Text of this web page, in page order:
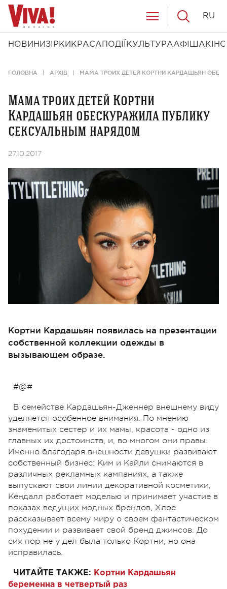
НОВИНИ ЗІРКИ КРАСА ПОДІЇ КУЛЬТУРААФІША КІНО
RU
ГОЛОВНА АРХІВ МАМА ТРОИХ ДЕТЕЙ КОРТНИ КАРДАШЬЯН
Мама троих детей Кортни
Кардашьян обескуражила публику
сексуальным нарядом
27.10.2017
Кортни Кардашьян появилась на презентации
собственной коллекции одежды в
вызывающем образе.
#@#
В семействе Кардашьян-Дженнер внешнему виду
уделяется особенное внимания. По мнению
знаменитых сестер и их мамы, красота - одно из
главных их достоинств, и, во многом они правы.
Именно благодаря внешности девушки развивают
собственный бизнес: Ким и Кайли снимаются в
различных рекламных кампаниях, а также
выпускают свои линии декоративной косметики,
Кендалл работает моделью и принимает участие в
показах ведущих модных брендов, Хлое
рассказывает всему миру о своем фантастическом
похудении и развивает свой бренд джинсов. До
сих пор не у дел была только Кортни, но она
исправилась.
ЧИТАЙТЕ ТАКЖЕ: Кортни Кардашьян
беременна в четвертый раз